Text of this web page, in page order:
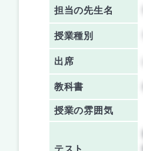
担当の先生名
授業種別
出席
教科書
授業の雰囲気
テスト